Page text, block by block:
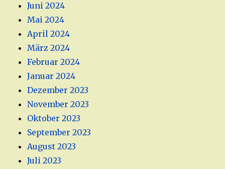
Juni 2024
Mai 2024
April 2024
März 2024
Februar 2024
Januar 2024
Dezember 2023
November 2023
Oktober 2023
September 2023
August 2023
Juli 2023